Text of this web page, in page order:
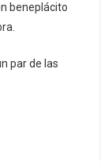
beneplácito
par de las